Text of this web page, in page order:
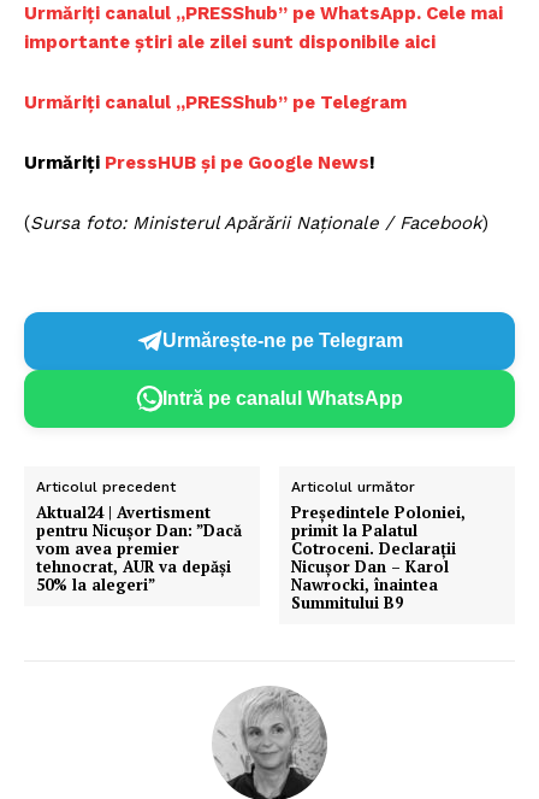
Urmăriți canalul „PRESShub” pe WhatsApp. Cele mai
importante știri ale zilei sunt disponibile aici
Urmăriți canalul „PRESShub” pe Telegram
Urmăriți PressHUB și pe Google News!
(Sursa foto: Ministerul Apărării Naționale / Facebook)
Urmărește-ne pe Telegram
Intră pe canalul WhatsApp
Articolul precedent
Aktual24 | Avertisment
pentru Nicușor Dan: ”Dacă
vom avea premier
tehnocrat, AUR va depăși
50% la alegeri”
Articolul următor
Președintele Poloniei,
primit la Palatul
Cotroceni. Declarații
Nicușor Dan – Karol
Nawrocki, înaintea
Summitului B9